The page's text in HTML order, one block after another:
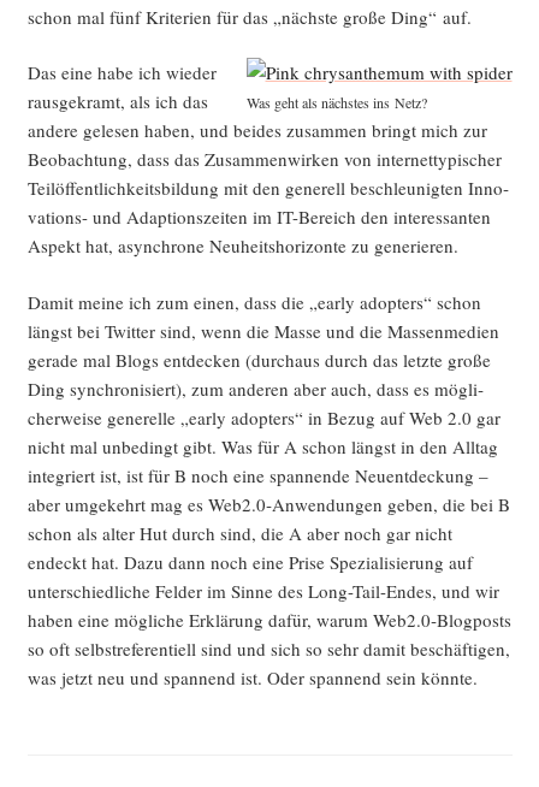
schon mal fünf Kri­te­ri­en für das „nächs­te gro­ße Ding“ auf.
Was geht als nächs­tes ins Netz?
Das eine habe ich wie­der
raus­ge­kramt, als ich das
ande­re gele­sen haben, und bei­des zusam­men bringt mich zur
Beob­ach­tung, dass das Zusam­men­wir­ken von inter­net­ty­pi­scher
Tei­löf­fent­lich­keits­bil­dung mit den gene­rell beschleu­nig­ten Inno­
va­tions- und Adap­ti­ons­zei­ten im IT-Bereich den inter­es­san­ten
Aspekt hat, asyn­chro­ne Neu­heits­ho­ri­zon­te zu generieren.
Damit mei­ne ich zum einen, dass die „ear­ly adop­ters“ schon
längst bei Twit­ter sind, wenn die Mas­se und die Mas­sen­me­di­en
gera­de mal Blogs ent­de­cken (durch­aus durch das letz­te gro­ße
Ding syn­chro­ni­siert), zum ande­ren aber auch, dass es mög­li­
cher­wei­se gene­rel­le „ear­ly adop­ters“ in Bezug auf Web 2.0 gar
nicht mal unbe­dingt gibt. Was für A schon längst in den All­tag
inte­griert ist, ist für B noch eine span­nen­de Neu­ent­de­ckung –
aber umge­kehrt mag es Web2.0‑Anwendungen geben, die bei B
schon als alter Hut durch sind, die A aber noch gar nicht
endeckt hat. Dazu dann noch eine Pri­se Spe­zia­li­sie­rung auf
unter­schied­li­che Fel­der im Sin­ne des Long-Tail-Endes, und wir
haben eine mög­li­che Erklä­rung dafür, war­um Web2.0‑Blogposts
so oft selbst­re­fe­ren­ti­ell sind und sich so sehr damit beschäf­ti­gen,
was jetzt neu und span­nend ist. Oder span­nend sein könnte.